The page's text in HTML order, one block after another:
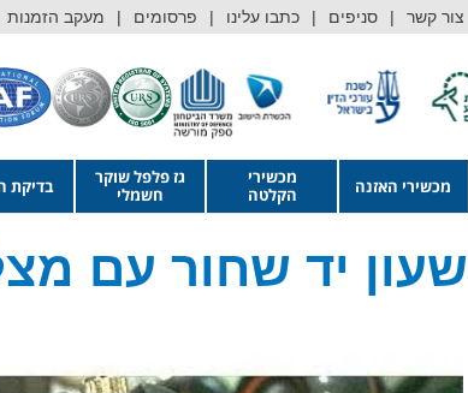
צור קשר סניפים כתבו עלינו פרסומים מעקב הזמנות
מכשירי האזנה
מכשירי
הקלטה
גז פלפל שוקר
חשמלי
בדיקת
שעון יד שחור עם